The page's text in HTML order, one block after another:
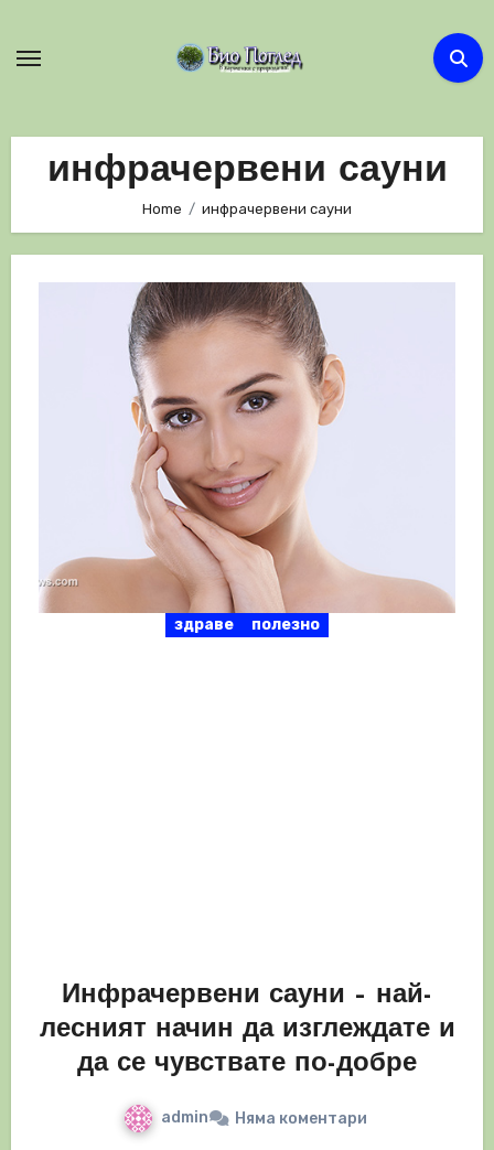
инфрачервени сауни
Home инфрачервени сауни
здраве полезно
Инфрачервени сауни – най-
лесният начин да изглеждате и
да се чувствате по-добре
admin Няма коментари